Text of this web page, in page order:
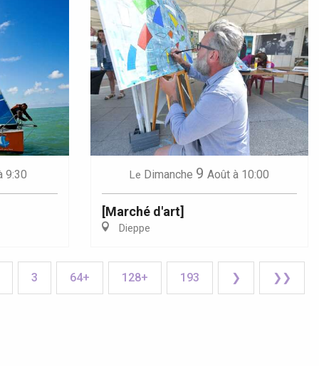
9:30 Le Dimanche 9 Août à 10:00
[Marché d'art]
Dieppe
3 64+ 128+ 193 ❯ ❯❯